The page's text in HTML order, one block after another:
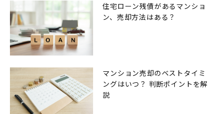
住宅ローン残債があるマンショ
ン、売却方法はある？
マンション売却のベストタイミ
ングはいつ？ 判断ポイントを解
説